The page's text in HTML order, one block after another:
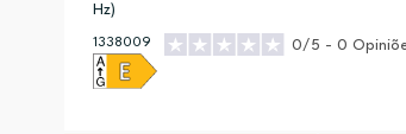
Hz)
1338009 0/5 - 0